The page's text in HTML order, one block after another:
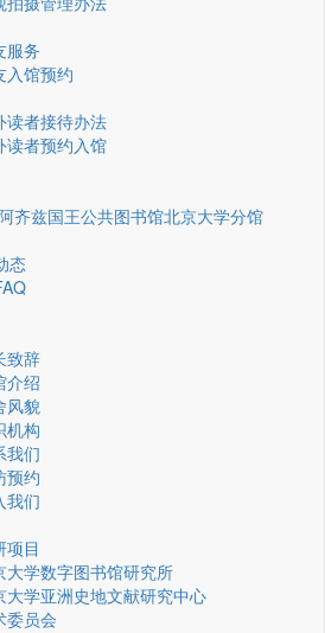
服务
入馆预约
读者接待办法
读者预约入馆
齐兹国王公共图书馆北京大学分馆
态
致辞
介绍
风貌
机构
我们
预约
我们
项目
大学数字图书馆研究所
大学亚洲史地文献研究中心
委员会